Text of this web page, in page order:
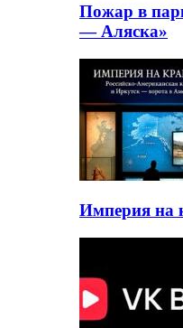
Пожар в
— Аляска»
Империя на